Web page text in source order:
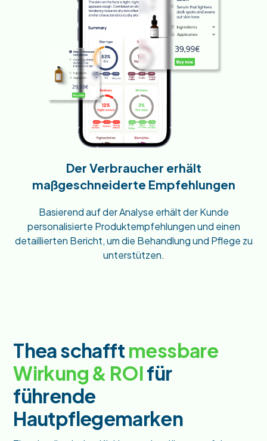
Der Verbraucher erhält
maßgeschneiderte Empfehlungen
Basierend auf der Analyse erhält der Kunde
personalisierte Produktempfehlungen und einen
detaillierten Bericht, um die Behandlung und Pflege zu
unterstützen.
Thea schafft messbare
Wirkung & ROIfür
führende
Hautpflegemarken